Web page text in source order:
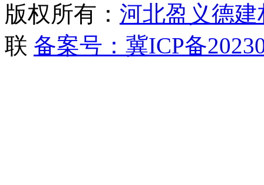
版权所有： 河北盈义德
联 备案号：冀ICP备